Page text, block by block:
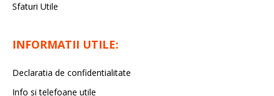
Sfaturi Utile
INFORMATII UTILE:
Declaratia de confidentialitate
Info si telefoane utile